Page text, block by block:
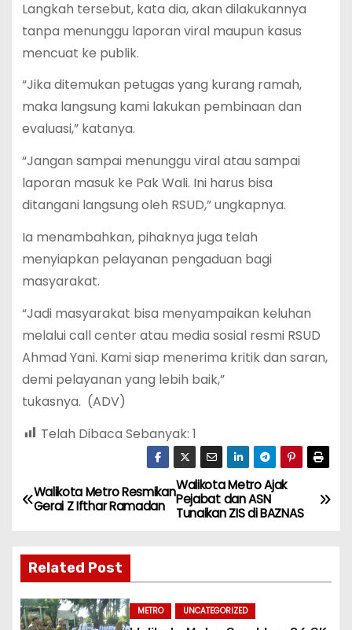
Langkah tersebut, kata dia, akan dilakukannya
tanpa menunggu laporan viral maupun kasus
mencuat ke publik.
“Jika ditemukan petugas yang kurang ramah,
maka langsung kami lakukan pembinaan dan
evaluasi,” katanya.
“Jangan sampai menunggu viral atau sampai
laporan masuk ke Pak Wali. Ini harus bisa
ditangani langsung oleh RSUD,” ungkapnya.
Ia menambahkan, pihaknya juga telah
menyiapkan pelayanan pengaduan bagi
masyarakat.
“Jadi masyarakat bisa menyampaikan keluhan
melalui call center atau media sosial resmi RSUD
Ahmad Yani. Kami siap menerima kritik dan saran,
demi pelayanan yang lebih baik,”
tukasnya. (ADV)
Telah Dibaca Sebanyak: 1
N
v
i
Walikota Metro Ajak
Pejabat dan ASN
Tunaikan ZIS di BAZNAS
Walikota Metro Resmikan
Gerai Z Ifthar Ramadan
Related Post
METRO UNCATEGORIZED